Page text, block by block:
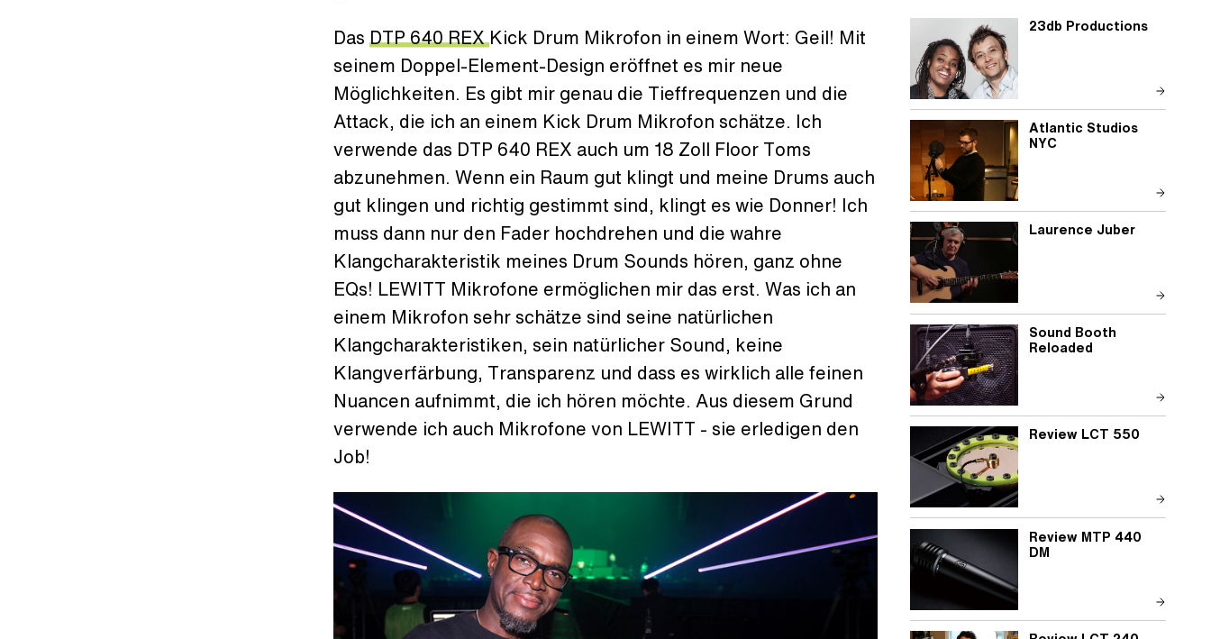
Das DTP 640 REXKick Drum Mikrofon in einem Wort: Geil! Mit
seinem Doppel-Element-Design eröffnet es mir neue
Möglichkeiten. Es gibt mir genau die Tieffrequenzen und die
Attack, die ich an einem Kick Drum Mikrofon schätze. Ich
verwende das DTP 640 REX auch um 18 Zoll Floor Toms
abzunehmen. Wenn ein Raum gut klingt und meine Drums auch
gut klingen und richtig gestimmt sind, klingt es wie Donner! Ich
muss dann nur den Fader hochdrehen und die wahre
Klangcharakteristik meines Drum Sounds hören, ganz ohne
EQs! LEWITT Mikrofone ermöglichen mir das erst. Was ich an
einem Mikrofon sehr schätze sind seine natürlichen
Klangcharakteristiken, sein natürlicher Sound, keine
Klangverfärbung, Transparenz und dass es wirklich alle feinen
Nuancen aufnimmt, die ich hören möchte. Aus diesem Grund
verwende ich auch Mikrofone von LEWITT - sie erledigen den
Job!
23db Productions
Atlantic Studios
NYC
Laurence Juber
Sound Booth
Reloaded
Review LCT 550
Review MTP 440
DM